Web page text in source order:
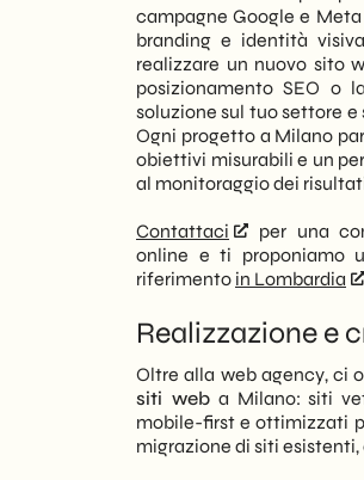
campagne Google e
branding e identità
realizzare un nuovo sito
posizionamento SEO o
soluzione sul tuo settore
Ogni progetto a Milano
obiettivi misurabili e un
al monitoraggio dei
Contattaci
per una
online e ti proponiamo
riferimento in Lombardia
Realizzazione e
Oltre alla web agency, ci
siti weba Milano: siti
mobile-first e ottimizzati
migrazione di siti